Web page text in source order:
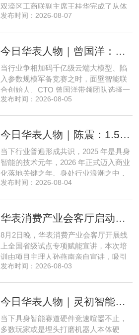
双滦区工商联副主席王桂华完成了从体
制内从业者、玉石珠宝创业者，到地产
来，三四线城市创业最忌讳浮躁跟风、
立足本地需求顺势迭代，方能穿
发布时间：2026-08-07
当行业争相加码千亿级云端大模型、陷
入参数规模军备竞赛之时，面壁智能联
合创始人、CTO 曾国洋带领团队选择一
条小众赛道：深耕端侧轻量化大模型，
的技术深耕与严谨的工程思维，走出国
布局中，自然流畅的全模态
发布时间：2026-08-05
当下行业普遍形成共识，2025 年是具身
智能的技术元年，2026 年正式迈入商业
化落地关键之年。身处行业浪潮之中，
享刻智能创始人、CEO 陈震表示，当前
长久，这也是享刻智能自创立之初便坚
创始人、CEO 陈震纵观当前具
发布时间：2026-08-04
8月2日晚，华表消费产业会客厅开展线
上全国省级试点专项赋能宣讲，本次培
训由项目主理人孙燕南亲自宣讲，吸引
了来自贵州、河北、北京、天津、常
间盘活、私域变现、稳现金流搭建、试
现状，深度剖析行业双重发展困境
发布时间：2026-08-03
今日华表人物｜灵初智能CEO王启斌：押注千万级数据解锁具身智能质变
当下具身智能赛道硬件竞速喧嚣不止，
多数玩家或是埋头打磨机器人本体硬